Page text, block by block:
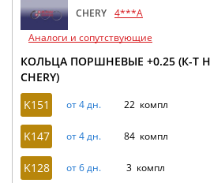
CHERY 4***A
Аналоги и сопутствующие
КОЛЬЦА ПОРШНЕВЫЕ +0.25 (К-Т
CHERY)
K151
от 4 дн. 22 компл
K147 от 4 дн. 84 компл
K128 от 6 дн. 3 компл